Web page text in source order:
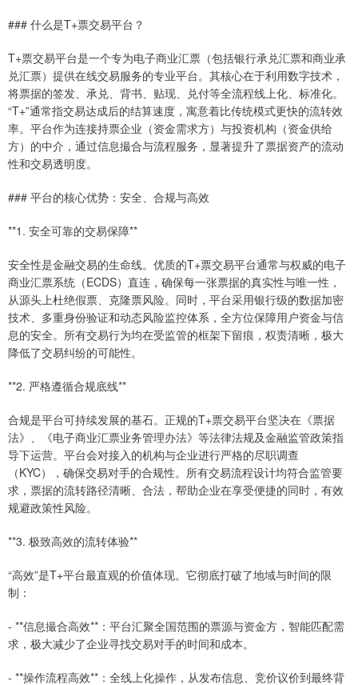
### 什么是T+票交易平台？
T+票交易平台是一个专为电子商业汇票（包括银行承兑汇票和商业承
兑汇票）提供在线交易服务的专业平台。其核心在于利用数字技术，
将票据的签发、承兑、背书、贴现、兑付等全流程线上化、标准化。
“T+”通常指交易达成后的结算速度，寓意着比传统模式更快的流转效
率。平台作为连接持票企业（资金需求方）与投资机构（资金供给
方）的中介，通过信息撮合与流程服务，显著提升了票据资产的流动
性和交易透明度。
### 平台的核心优势：安全、合规与高效
**1. 安全可靠的交易保障**
安全性是金融交易的生命线。优质的T+票交易平台通常与权威的电子
商业汇票系统（ECDS）直连，确保每一张票据的真实性与唯一性，
从源头上杜绝假票、克隆票风险。同时，平台采用银行级的数据加密
技术、多重身份验证和动态风险监控体系，全方位保障用户资金与信
息的安全。所有交易行为均在受监管的框架下留痕，权责清晰，极大
降低了交易纠纷的可能性。
**2. 严格遵循合规底线**
合规是平台可持续发展的基石。正规的T+票交易平台坚决在《票据
法》、《电子商业汇票业务管理办法》等法律法规及金融监管政策指
导下运营。平台会对接入的机构与企业进行严格的尽职调查
（KYC），确保交易对手的合规性。所有交易流程设计均符合监管要
求，票据的流转路径清晰、合法，帮助企业在享受便捷的同时，有效
规避政策性风险。
**3. 极致高效的流转体验**
“高效”是T+平台最直观的价值体现。它彻底打破了地域与时间的限
制：
- **信息撮合高效**：平台汇聚全国范围的票源与资金方，智能匹配需
求，极大减少了企业寻找交易对手的时间和成本。
- **操作流程高效**：全线上化操作，从发布信息、竞价议价到最终背